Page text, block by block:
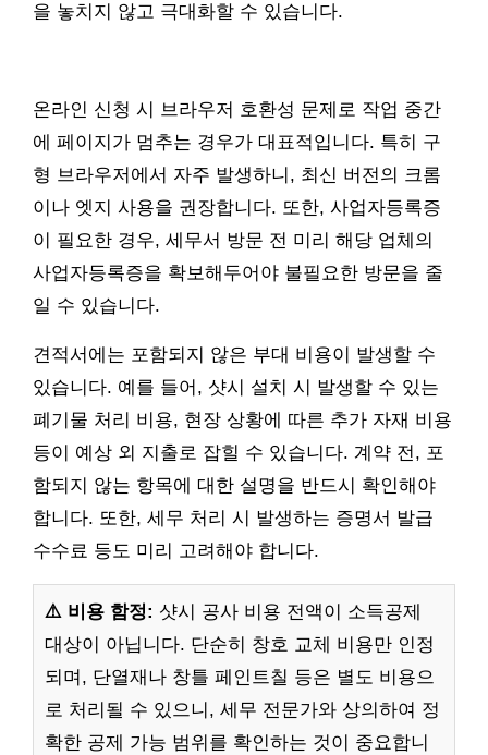
을 놓치지 않고 극대화할 수 있습니다.
온라인 신청 시 브라우저 호환성 문제로 작업 중간
에 페이지가 멈추는 경우가 대표적입니다. 특히 구
형 브라우저에서 자주 발생하니, 최신 버전의 크롬
이나 엣지 사용을 권장합니다. 또한, 사업자등록증
이 필요한 경우, 세무서 방문 전 미리 해당 업체의
사업자등록증을 확보해두어야 불필요한 방문을 줄
일 수 있습니다.
견적서에는 포함되지 않은 부대 비용이 발생할 수
있습니다. 예를 들어, 샷시 설치 시 발생할 수 있는
폐기물 처리 비용, 현장 상황에 따른 추가 자재 비용
등이 예상 외 지출로 잡힐 수 있습니다. 계약 전, 포
함되지 않는 항목에 대한 설명을 반드시 확인해야
합니다. 또한, 세무 처리 시 발생하는 증명서 발급
수수료 등도 미리 고려해야 합니다.
⚠️ 비용 함정: 샷시 공사 비용 전액이 소득공제
대상이 아닙니다. 단순히 창호 교체 비용만 인정
되며, 단열재나 창틀 페인트칠 등은 별도 비용으
로 처리될 수 있으니, 세무 전문가와 상의하여 정
확한 공제 가능 범위를 확인하는 것이 중요합니